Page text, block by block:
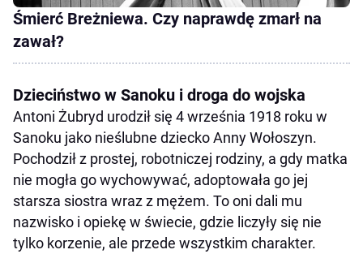
Śmierć Breżniewa. Czy naprawdę zmarł na
zawał?
Dzieciństwo w Sanoku i droga do wojska
Antoni Żubryd urodził się 4 września 1918 roku w
Sanoku jako nieślubne dziecko Anny Wołoszyn.
Pochodził z prostej, robotniczej rodziny, a gdy matka
nie mogła go wychowywać, adoptowała go jej
starsza siostra wraz z mężem. To oni dali mu
nazwisko i opiekę w świecie, gdzie liczyły się nie
tylko korzenie, ale przede wszystkim charakter.